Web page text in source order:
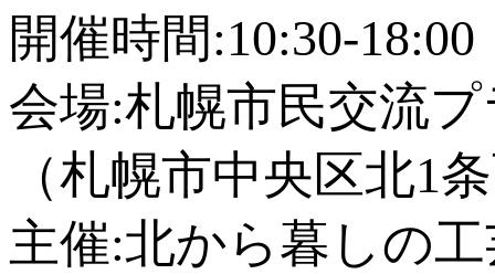
開催時間:10:30-
会場:札幌市民交流プ
（札幌市中央区北1
主催:北から暮しの